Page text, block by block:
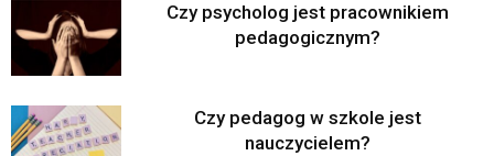
Czy psycholog jest pracownikiem
pedagogicznym?
Czy pedagog w szkole jest
nauczycielem?